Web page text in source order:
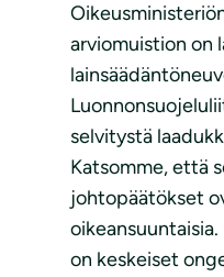
arviomuistion on
selvitystä
Katsomme, että
johtopäätökset
on keskeiset